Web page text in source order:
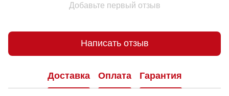
Добавьте первый отзыв
Написать отзыв
Доставка Оплата Гарантия